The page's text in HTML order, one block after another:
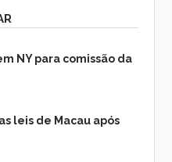
NY para comissão da
leis de Macau após